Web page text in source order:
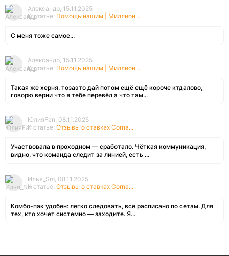
Александр, 15.11.2025
К статье: Помощь нашим | Миллион...
С меня тоже самое...
Александр, 15.11.2025
К статье: Помощь нашим | Миллион...
Такая же херня, тозаэто дай потом ещё ещё короче ктдалово,
говорю верни что я тебе перевёл а что там...
ЮлияFan, 08.11.2025
К статье: Отзывы о ставках Corna...
Участвовала в проходном — сработало. Чёткая коммуникация,
видно, что команда следит за линией, есть ...
Илья_Sm, 08.11.2025
К статье: Отзывы о ставках Corna...
Комбо-пак удобен: легко следовать, всё расписано по сетам. Для
тех, кто хочет системно — заходите. Я...